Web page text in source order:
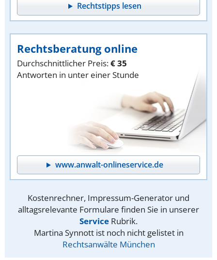
Rechtstipps lesen
Rechtsberatung online
Durchschnittlicher Preis:€ 35
Antworten in unter einer Stunde
www.anwalt-onlineservice.de
Kostenrechner, Impressum-Generator und
alltagsrelevante Formulare finden Sie in unserer
Service Rubrik.
Martina Synnott ist noch nicht gelistet in
Rechtsanwälte München